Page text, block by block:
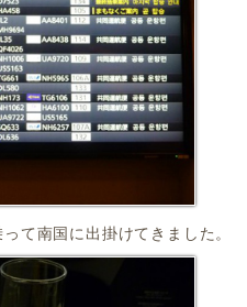
て南国に出掛けてきました。